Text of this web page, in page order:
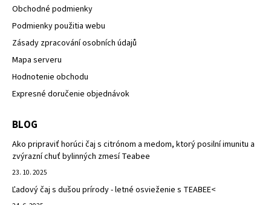
Obchodné podmienky
Podmienky použitia webu
Zásady zpracování osobních údajů
Mapa serveru
Hodnotenie obchodu
Expresné doručenie objednávok
BLOG
Ako pripraviť horúci čaj s citrónom a medom, ktorý posilní imunitu a
zvýrazní chuť bylinných zmesí Teabee
23. 10. 2025
Ľadový čaj s dušou prírody - letné osvieženie s TEABEE<